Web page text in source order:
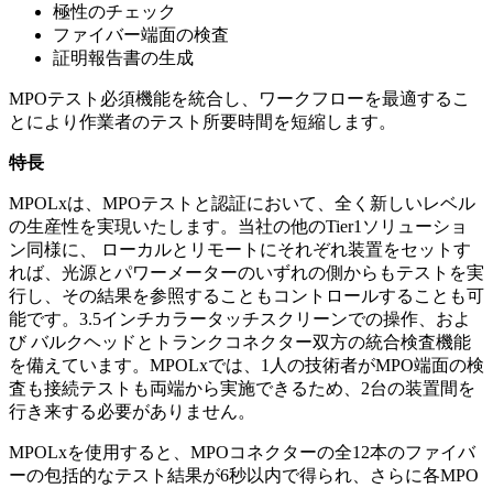
極性のチェック
ファイバー端面の検査
証明報告書の生成
MPOテスト必須機能を統合し、ワークフローを最適するこ
とにより作業者のテスト所要時間を短縮します。
特長
MPOLxは、MPOテストと認証において、全く新しいレベル
の生産性を実現いたします。当社の他のTier1ソリューショ
ン同様に、 ローカルとリモートにそれぞれ装置をセットす
れば、光源とパワーメーターのいずれの側からもテストを実
行し、その結果を参照することもコントロールすることも可
能です。3.5インチカラータッチスクリーンでの操作、およ
び バルクヘッドとトランクコネクター双方の統合検査機能
を備えています。MPOLxでは、1人の技術者がMPO端面の検
査も接続テストも両端から実施できるため、2台の装置間を
行き来する必要がありません。
MPOLxを使用すると、MPOコネクターの全12本のファイバ
ーの包括的なテスト結果が6秒以内で得られ、さらに各MPO